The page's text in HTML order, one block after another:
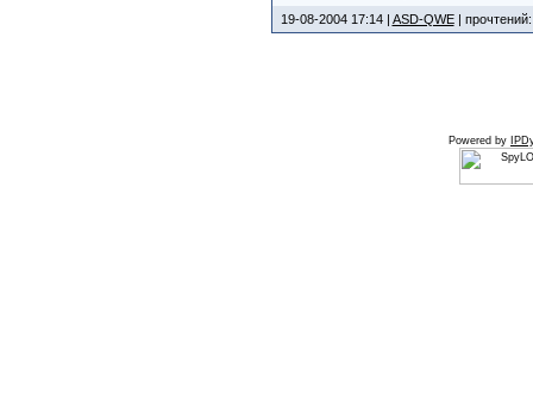
19-08-2004 17:14 | ASD-QWE|
Powered by